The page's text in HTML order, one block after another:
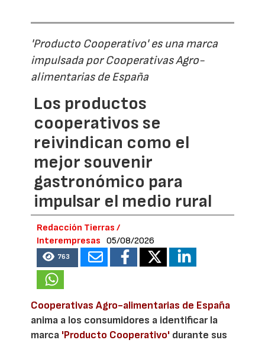
'Producto Cooperativo' es una marca
impulsada por Cooperativas Agro-
alimentarias de España
Los productos
cooperativos se
reivindican como el
mejor souvenir
gastronómico para
impulsar el medio rural
Redacción Tierras /
Interempresas
05/08/2026
763
Cooperativas Agro-alimentarias de España
anima a los consumidores a identificar la
marca 'Producto Cooperativo' durante sus